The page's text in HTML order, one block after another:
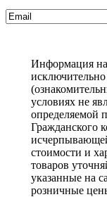
Информация на
условиях не
определяемой
Гражданского
стоимости и
товаров
указанные на
розничные